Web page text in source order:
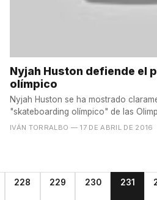
Nyjah Huston defiende el
olímpico
Nyjah Huston se ha mostrado
"skateboarding olímpico" de las
IVÁN TORRALBO — 17 DE ABRIL DE 2016
228 229 230 231